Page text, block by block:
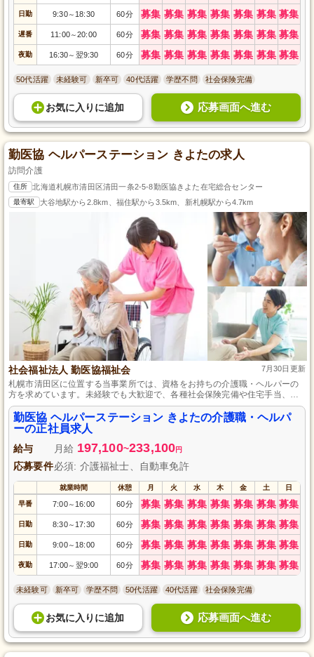
日勤 9:30～ 18:30 60分 募集 募集 募集 募集 募集 募集 募集
遅番 11:00～20:00 60分 募集 募集 募集 募集 募集 募集 募集
夜勤 16:30～ 翌9:30 60分 募集 募集 募集 募集 募集 募集 募集
50代活躍 未経験可 新卒可 40代活躍 学歴不問 社会保険完備
お気に入り に追加 応募画面へ進む
勤医協 ヘルパーステーション きよたの求人
訪問介護
住所 北海道札幌市清田区清田一条2-5-8勤医協きよた在宅総合センター
最寄駅 大谷地駅から2.8km、福住駅から3.5km、新札幌駅から4.7km
社会福祉法人 勤医協福祉会 7月30日更新
札幌市清田区に位置する当事業所では、資格をお持ちの介護職・ヘルパーの
方を求めています。未経験でも大歓迎で、各種社会保険完備や住宅手当、扶
養手当など充実した福利厚生を用意しており、働きながらスキルアップも目
指せます。プライベートを大切にしながら、地域密着であたたかなケアを実
践しませんか。
勤医協 ヘルパーステーション きよたの介護職・ヘルパ
ーの正社員求人
給与 月給 197,100~233,100円
応募要件必須: 介護福祉士、自動車免許
就業時間 休憩 月 火 水 木 金 土 日
早番 7:00～ 16:00 60分 募集 募集 募集 募集 募集 募集 募集
日勤 8:30～ 17:30 60分 募集 募集 募集 募集 募集 募集 募集
日勤 9:00～ 18:00 60分 募集 募集 募集 募集 募集 募集 募集
夜勤 17:00～ 翌9:00 60分 募集 募集 募集 募集 募集 募集 募集
未経験可 新卒可 学歴不問 50代活躍 40代活躍 社会保険完備
お気に入り に追加 応募画面へ進む